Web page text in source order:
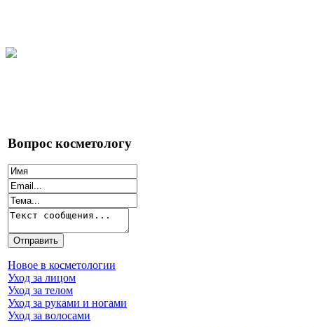
Вопрос косметологу
Новое в косметологии
Уход за лицом
Уход за телом
Уход за руками и ногами
Уход за волосами